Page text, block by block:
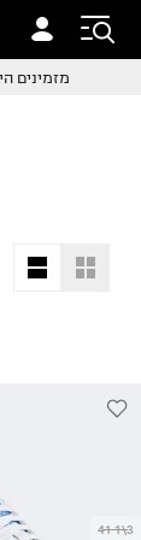
מזמינים היום -
41 1\3